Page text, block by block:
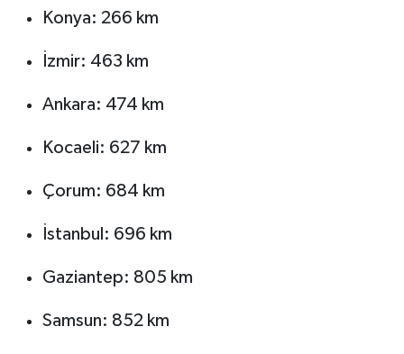
Konya: 266 km
İzmir: 463 km
Ankara: 474 km
Kocaeli: 627 km
Çorum: 684 km
İstanbul: 696 km
Gaziantep: 805 km
Samsun: 852 km